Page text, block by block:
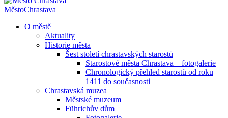
MěstoChrastava
O městě
Aktuality
Historie města
Šest století chrastavských starostů
Starostové města Chrastava – fotogalerie
Chronologický přehled starostů od roku
1411 do současnosti
Chrastavská muzea
Městské muzeum
Führichův dům